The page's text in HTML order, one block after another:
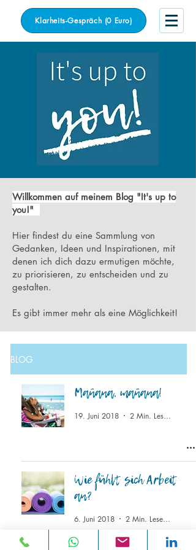
Klarheits-Gespräch (0 Euro)
Willkommen auf meinem Blog "It's up to
you!"
Hier findest du eine Sammlung von
Gedanken, Ideen und Inspirationen, mit
denen ich dich dazu ermutigen möchte,
zu priorisieren, zu entscheiden und zu
gestalten.
Es gibt immer mehr als eine Möglichkeit!
BLOG
Mañana, mañana!
19. Juni 2018 2 Min. Lesezeit
Wie fühlt sich Arbeit
an?
6. Juni 2018 2 Min. Lesezeit